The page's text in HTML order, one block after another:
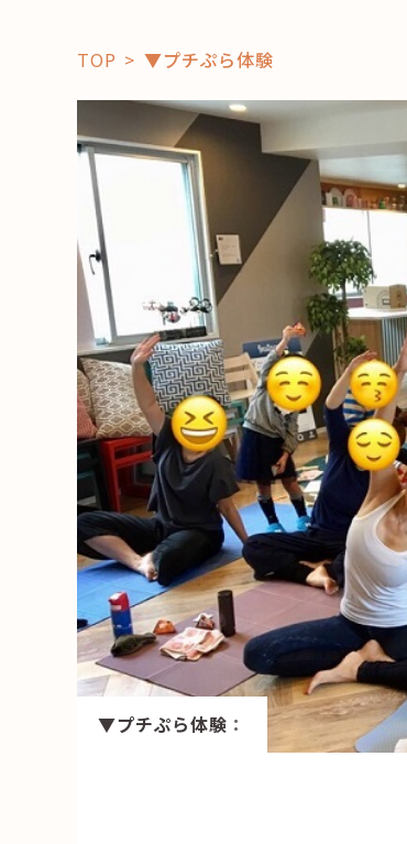
「コト」
子育て
おすすめ
スポット
「場」
HAREL
「モノ」
fleXe
「ひと」
TOP ▼プチぷら体験
▼プチぷら体験 ：